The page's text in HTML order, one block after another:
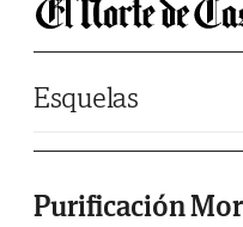
Esquelas
Purificación